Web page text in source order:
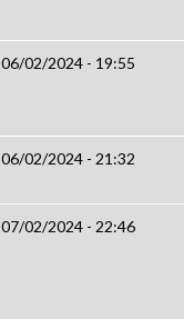
06/02/2024 - 19:55
06/02/2024 - 21:32
07/02/2024 - 22:46